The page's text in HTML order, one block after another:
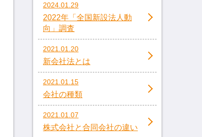
2024.01.29
2022年「全国新設法人動
向」調査
2021.01.20
新会社法とは
2021.01.15
会社の種類
2021.01.07
株式会社と合同会社の違い